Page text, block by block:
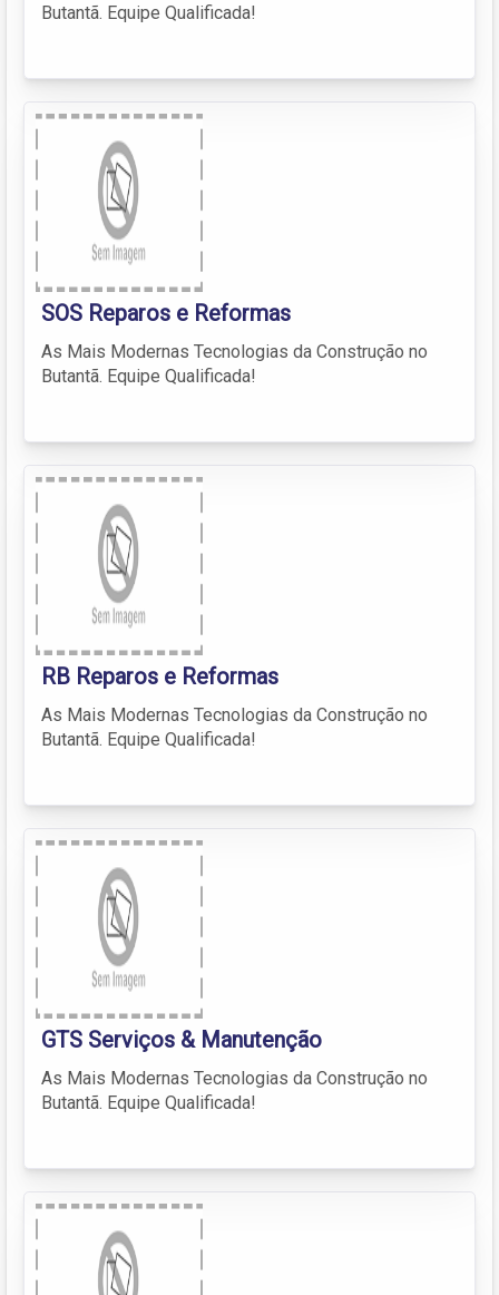
Butantã. Equipe Qualificada!
SOS Reparos e Reformas
As Mais Modernas Tecnologias da Construção no
Butantã. Equipe Qualificada!
RB Reparos e Reformas
As Mais Modernas Tecnologias da Construção no
Butantã. Equipe Qualificada!
GTS Serviços & Manutenção
As Mais Modernas Tecnologias da Construção no
Butantã. Equipe Qualificada!